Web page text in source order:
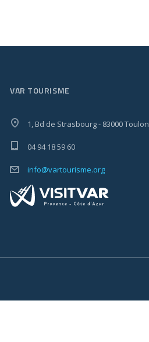
VAR TOURISME
1, Bd de Strasbourg - 83000 Toulon
04 94 18 59 60
info@vartourisme.org